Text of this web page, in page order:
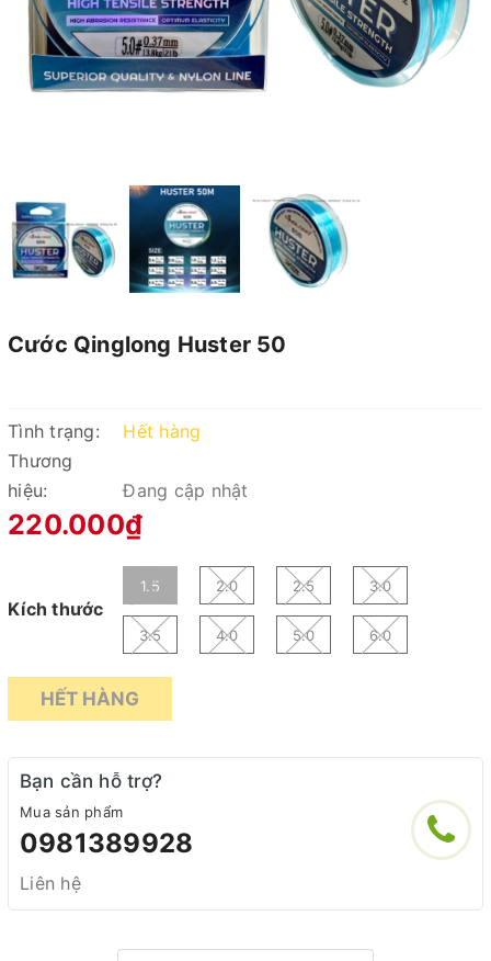
Cước Qinglong Huster 50
Tình trạng:
Hết hàng
Thương
hiệu:
Đang cập nhật
220.000₫
Kích thước
1.5 2.0 2.5 3.0
3.5 4.0 5.0 6.0
HẾT HÀNG
Bạn cần hỗ trợ?
Mua sản phẩm
0981389928
Liên hệ